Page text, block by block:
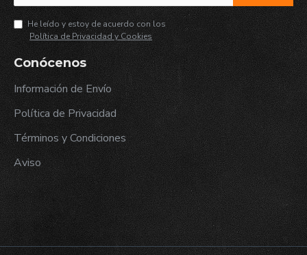
He leído y estoy de acuerdo con los
Política de Privacidad y Cookies
Conócenos
Información de Envío
Política de Privacidad
Términos y Condiciones
Aviso